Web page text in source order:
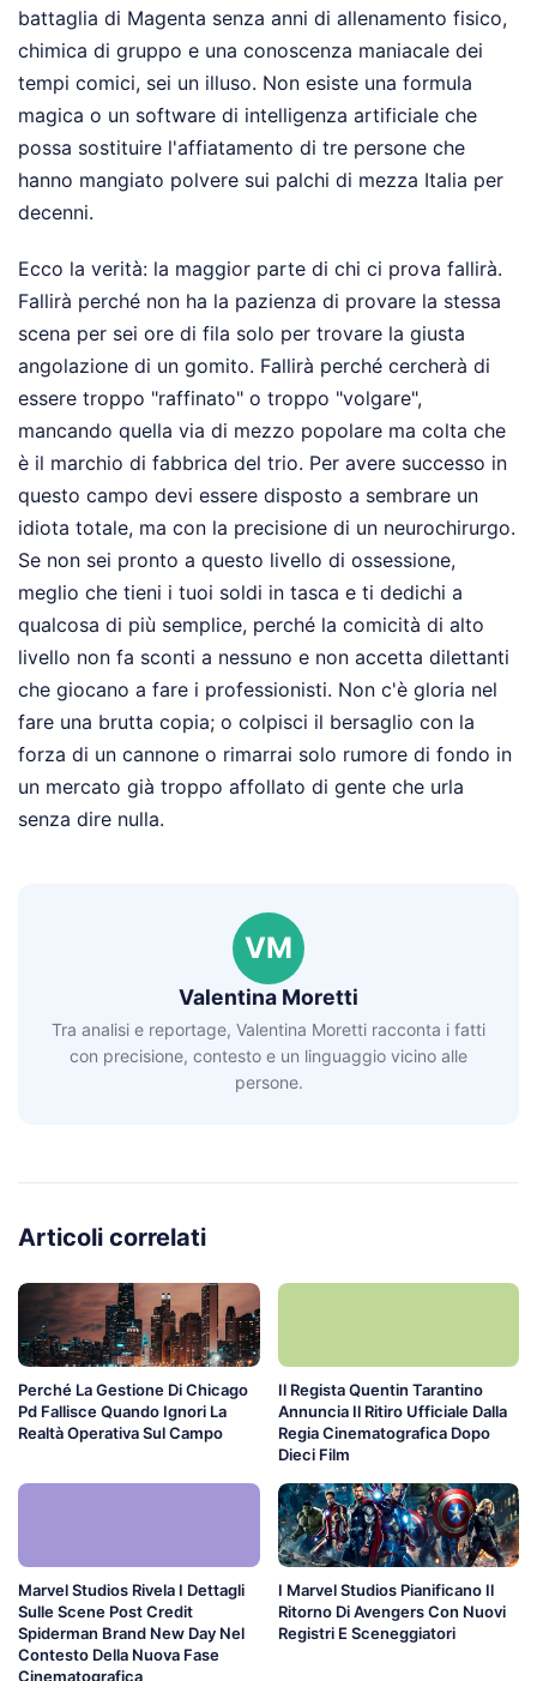
battaglia di Magenta senza anni di allenamento fisico,
chimica di gruppo e una conoscenza maniacale dei
tempi comici, sei un illuso. Non esiste una formula
magica o un software di intelligenza artificiale che
possa sostituire l'affiatamento di tre persone che
hanno mangiato polvere sui palchi di mezza Italia per
decenni.
Ecco la verità: la maggior parte di chi ci prova fallirà.
Fallirà perché non ha la pazienza di provare la stessa
scena per sei ore di fila solo per trovare la giusta
angolazione di un gomito. Fallirà perché cercherà di
essere troppo "raffinato" o troppo "volgare",
mancando quella via di mezzo popolare ma colta che
è il marchio di fabbrica del trio. Per avere successo in
questo campo devi essere disposto a sembrare un
idiota totale, ma con la precisione di un neurochirurgo.
Se non sei pronto a questo livello di ossessione,
meglio che tieni i tuoi soldi in tasca e ti dedichi a
qualcosa di più semplice, perché la comicità di alto
livello non fa sconti a nessuno e non accetta dilettanti
che giocano a fare i professionisti. Non c'è gloria nel
fare una brutta copia; o colpisci il bersaglio con la
forza di un cannone o rimarrai solo rumore di fondo in
un mercato già troppo affollato di gente che urla
senza dire nulla.
VM
Valentina Moretti
Tra analisi e reportage, Valentina Moretti racconta i fatti
con precisione, contesto e un linguaggio vicino alle
persone.
Articoli correlati
Perché La Gestione Di Chicago
Pd Fallisce Quando Ignori La
Realtà Operativa Sul Campo
Il Regista Quentin Tarantino
Annuncia Il Ritiro Ufficiale Dalla
Regia Cinematografica Dopo
Dieci Film
Marvel Studios Rivela I Dettagli
Sulle Scene Post Credit
Spiderman Brand New Day Nel
Contesto Della Nuova Fase
Cinematografica
I Marvel Studios Pianificano Il
Ritorno Di Avengers Con Nuovi
Registri E Sceneggiatori